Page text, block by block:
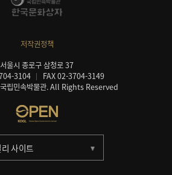
저작권정책
서울시 종로구 삼청로 37
3104
FAX 02-3704-3149
립민속박물관. All Rights Reserved
사이트